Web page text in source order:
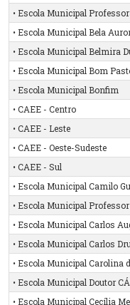
• Escola Municipal
• Escola Municipal Bela
• Escola Municipal Belmira
• Escola Municipal Bom
• Escola Municipal Bonfim
• CAEE - Centro
• CAEE - Leste
• CAEE - Oeste-Sudeste
• CAEE - Sul
• Escola Municipal Camilo
• Escola Municipal
• Escola Municipal Carlos
• Escola Municipal Carlos
• Escola Municipal Carolina
• Escola Municipal Doutor
• Escola Municipal Cecília